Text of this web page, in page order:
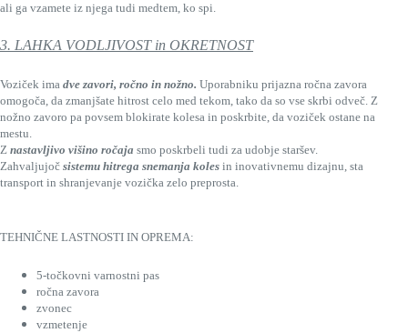
ali ga vzamete iz njega tudi medtem, ko spi.
3. LAHKA VODLJIVOST in OKRETNOST
Voziček ima dve zavori, ročno in nožno. Uporabniku prijazna ročna zavora
omogoča, da zmanjšate hitrost celo med tekom, tako da so vse skrbi odveč. Z
nožno zavoro pa povsem blokirate kolesa in poskrbite, da voziček ostane na
mestu.
Z nastavljivo višino ročaja smo poskrbeli tudi za udobje staršev.
Zahvaljujoč sistemu hitrega snemanja koles in inovativnemu dizajnu, sta
transport in shranjevanje vozička zelo preprosta.
TEHNIČNE LASTNOSTI IN OPREMA:
5-točkovni varnostni pas
ročna zavora
zvonec
vzmetenje